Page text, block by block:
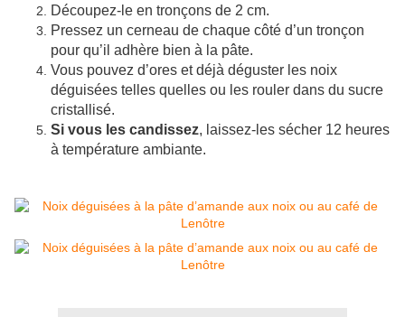
Découpez-le en tronçons de 2 cm.
Pressez un cerneau de chaque côté d’un tronçon
pour qu’il adhère bien à la pâte.
Vous pouvez d’ores et déjà déguster les noix
déguisées telles quelles ou les rouler dans du sucre
cristallisé.
Si vous les candissez, laissez-les sécher 12 heures
à température ambiante.